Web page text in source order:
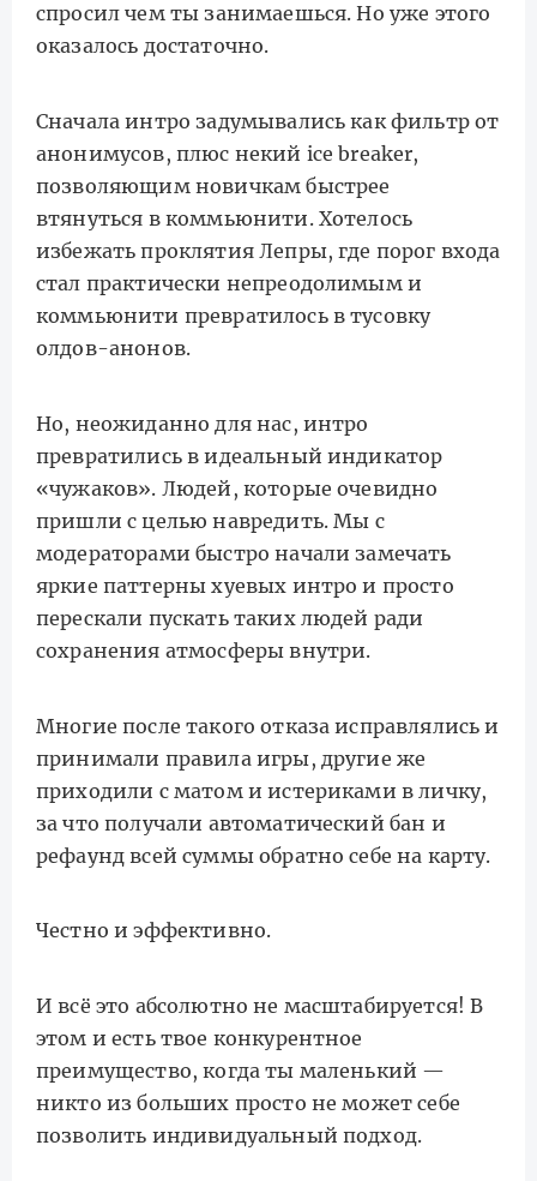
спросил чем ты занимаешься. Но уже этого
оказалось достаточно.
Сначала интро задумывались как фильтр от
анонимусов, плюс некий ice breaker,
позволяющим новичкам быстрее
втянуться в коммьюнити. Хотелось
избежать проклятия Лепры, где порог входа
стал практически непреодолимым и
коммьюнити превратилось в тусовку
олдов-анонов.
Но, неожиданно для нас, интро
превратились в идеальный индикатор
«чужаков». Людей, которые очевидно
пришли с целью навредить. Мы с
модераторами быстро начали замечать
яркие паттерны хуевых интро и просто
перескали пускать таких людей ради
сохранения атмосферы внутри.
Многие после такого отказа исправлялись и
принимали правила игры, другие же
приходили с матом и истериками в личку,
за что получали автоматический бан и
рефаунд всей суммы обратно себе на карту.
Честно и эффективно.
И всё это абсолютно не масштабируется! В
этом и есть твое конкурентное
преимущество, когда ты маленький —
никто из больших просто не может себе
позволить индивидуальный подход.